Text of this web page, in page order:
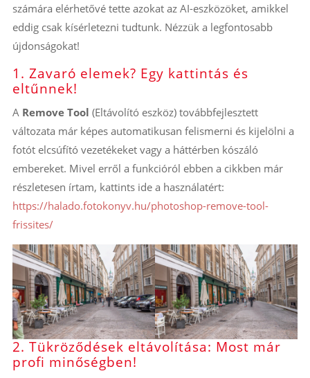
számára elérhetővé tette azokat az AI-eszközöket, amikkel
eddig csak kísérletezni tudtunk. Nézzük a legfontosabb
újdonságokat!
1. Zavaró elemek? Egy kattintás és
eltűnnek!
A Remove Tool (Eltávolító eszköz) továbbfejlesztett
változata már képes automatikusan felismerni és kijelölni a
fotót elcsúfító vezetékeket vagy a háttérben kószáló
embereket. Mivel erről a funkcióról ebben a cikkben már
részletesen írtam, kattints ide a használatért:
https://halado.fotokonyv.hu/photoshop-remove-tool-
frissites/
2. Tükröződések eltávolítása: Most már
profi minőségben!